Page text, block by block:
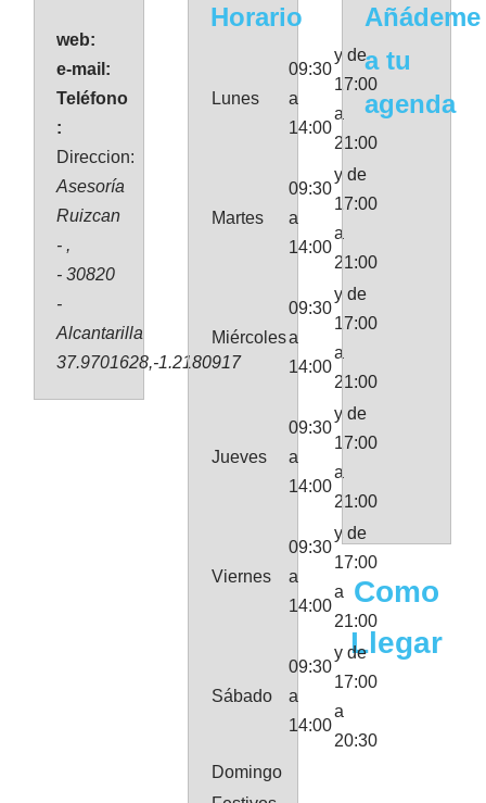
web:
e-mail:
Teléfono
:
Direccion:
Asesoría
Ruizcan
- ,
- 30820
-
Alcantarilla
37.9701628,-1.2180917
Horario
Lunes
09:30
a
14:00
y de
17:00
a
21:00
Martes
09:30
a
14:00
y de
17:00
a
21:00
Miércoles
09:30
a
14:00
y de
17:00
a
21:00
Jueves
09:30
a
14:00
y de
17:00
a
21:00
Viernes
09:30
a
14:00
y de
17:00
a
21:00
Sábado
09:30
a
14:00
y de
17:00
a
20:30
Domingo
Añádeme
a tu
agenda
Como
Llegar